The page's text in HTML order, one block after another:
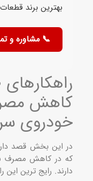
بهترین برند قطعات
📞 مشاوره و تماس
مصرف
سراتو
بخش قصد داریم شما را
کاهش مصرف سوخت
رایج ترین این راهکارها